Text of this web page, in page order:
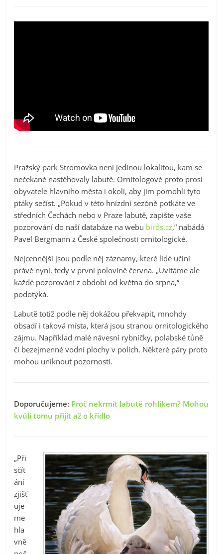
Pražský park Stromovka není jedinou lokalitou, kam se
nečekaně nastěhovaly labutě. Ornitologové proto prosí
obyvatele hlavního města i okolí, aby jim pomohli tyto
ptáky sečíst. „Pokud v této hnízdní sezóně potkáte ve
středních Čechách nebo v Praze labutě, zapište vaše
pozorování do naší databáze na webu birds.cz,“ nabádá
Pavel Bergmann z České společnosti ornitologické.
Nejcennější jsou podle něj záznamy, které lidé učiní
právě nyní, tedy v první polovině června. „Uvítáme ale
každé pozorování z období od května do srpna,“
podotýká.
Labutě totiž podle něj dokážou překvapit, mnohdy
obsadí i taková místa, která jsou stranou ornitologického
zájmu. Například malé návesní rybníčky, polabské tůně
či bezejmenné vodní plochy v polích. Některé páry proto
mohou uniknout pozornosti.
Doporučujeme: Proč nekrmit labutě rohlíkem? Mohou
kvůli tomu přijít až o křídlo
„Při
sčít
ání
zjišť
uje
me
hla
vně